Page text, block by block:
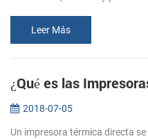
atención a ...
Leer Más
¿Qué es las
2018-07-05
Un impresora térmica directa